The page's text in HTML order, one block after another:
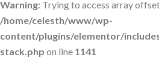
Warning: Trying to access array
/home/celesth/www/wp-
content/plugins/elementor/
stack.php on line 1141